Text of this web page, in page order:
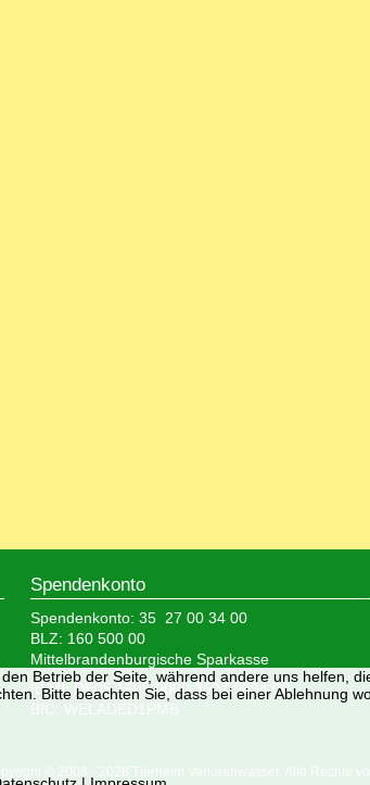
Spendenkonto
Spendenkonto: 35 27 00 34 00
BLZ: 160 500 00
Mittelbrandenburgische Sparkasse
IBAN: DE05 1605 0000 3527 0034 00
BIC: WELADED1PMB
© 2008 - 2026 Tierheim Verlorenwasser. Alle Rechte
Betrieb der Seite, während andere uns helfen,
Bitte beachten Sie, dass bei einer Ablehnung